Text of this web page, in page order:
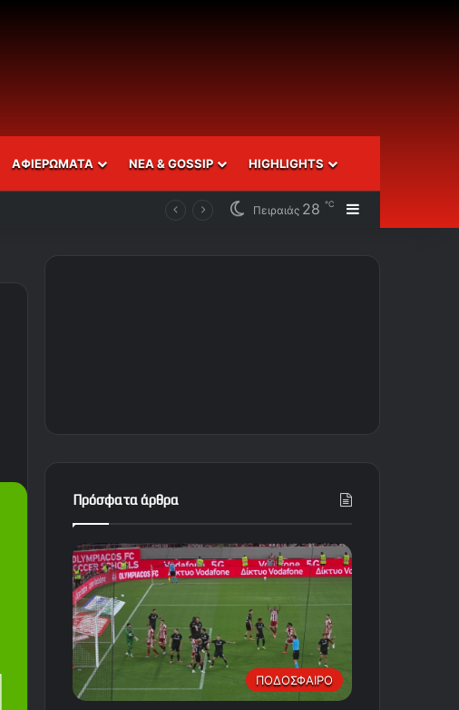
ΑΦΙΕΡΩΜΑΤΑ ΝΕΑ & GOSSIP HIGHLIGHTS
Πειραιάς 28 ℃ Sidebar
Πρόσφατα άρθρα
ΠΟΔΟΣΦΑΙΡΟ